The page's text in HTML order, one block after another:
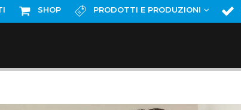
SHOP PRODOTTI E PRODUZIONI